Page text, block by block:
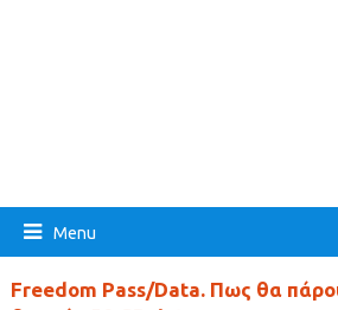
Menu
Freedom Pass/Data. Πως θα